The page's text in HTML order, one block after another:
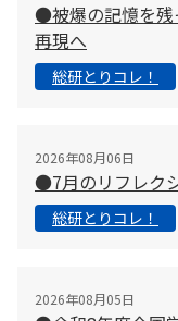
●被爆の記憶を残
再現へ
総研とりコレ！
2026年08月06日
●7月のリフレク
総研とりコレ！
2026年08月05日